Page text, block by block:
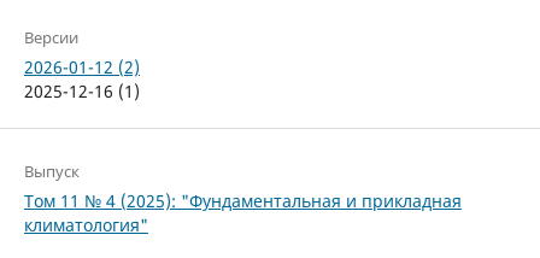
Версии
2026-01-12 (2)
2025-12-16 (1)
Выпуск
Том 11 № 4 (2025): "Фундаментальная и прикладная
климатология"